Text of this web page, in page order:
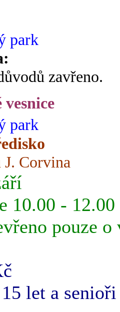
park
zavřeno.
vesnice
park
Corvina
10.00 -
pouze o
let a